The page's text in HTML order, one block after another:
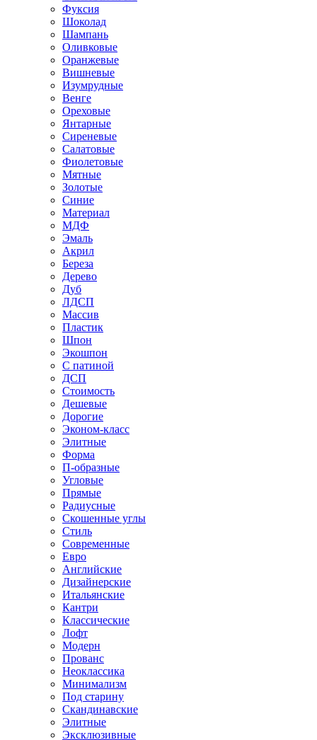
Фуксия
Шоколад
Шампань
Оливковые
Оранжевые
Вишневые
Изумрудные
Венге
Ореховые
Янтарные
Сиреневые
Салатовые
Фиолетовые
Мятные
Золотые
Синие
Материал
МДФ
Эмаль
Акрил
Береза
Дерево
Дуб
ЛДСП
Массив
Пластик
Шпон
Экошпон
С патиной
ДСП
Стоимость
Дешевые
Дорогие
Эконом-класс
Элитные
Форма
П-образные
Угловые
Прямые
Радиусные
Скошенные углы
Стиль
Современные
Евро
Английские
Дизайнерские
Итальянские
Кантри
Классические
Лофт
Модерн
Прованс
Неоклассика
Минимализм
Под старину
Скандинавские
Элитные
Эксклюзивные